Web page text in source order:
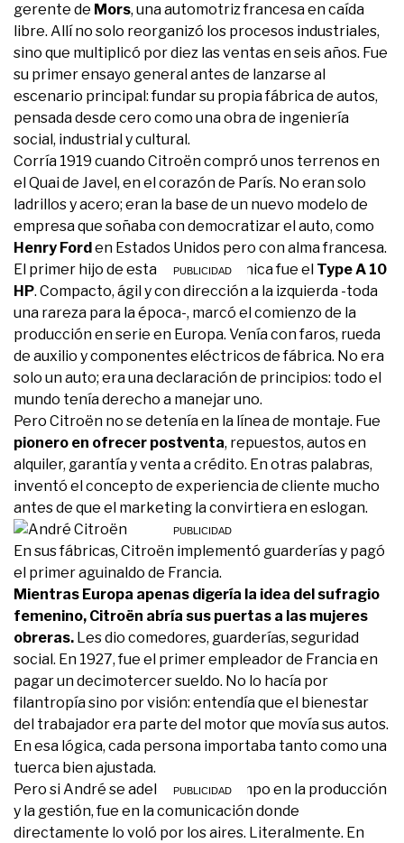
gerente de Mors, una automotriz francesa en caída
libre. Allí no solo reorganizó los procesos industriales,
sino que multiplicó por diez las ventas en seis años. Fue
su primer ensayo general antes de lanzarse al
escenario principal: fundar su propia fábrica de autos,
pensada desde cero como una obra de ingeniería
social, industrial y cultural.
Corría 1919 cuando Citroën compró unos terrenos en
el Quai de Javel, en el corazón de París. No eran solo
ladrillos y acero; eran la base de un nuevo modelo de
empresa que soñaba con democratizar el auto, como
Henry Ford en Estados Unidos pero con alma francesa.
El primer hijo de esta utopía mecánica fue el Type A 10
HP. Compacto, ágil y con dirección a la izquierda -toda
una rareza para la época-, marcó el comienzo de la
producción en serie en Europa. Venía con faros, rueda
de auxilio y componentes eléctricos de fábrica. No era
solo un auto; era una declaración de principios: todo el
mundo tenía derecho a manejar uno.
Pero Citroën no se detenía en la línea de montaje. Fue
pionero en ofrecer postventa, repuestos, autos en
alquiler, garantía y venta a crédito. En otras palabras,
inventó el concepto de experiencia de cliente mucho
antes de que el marketing la convirtiera en eslogan.
En sus fábricas, Citroën implementó guarderías y pagó
el primer aguinaldo de Francia.
Mientras Europa apenas digería la idea del sufragio
femenino, Citroën abría sus puertas a las mujeres
obreras. Les dio comedores, guarderías, seguridad
social. En 1927, fue el primer empleador de Francia en
pagar un decimotercer sueldo. No lo hacía por
filantropía sino por visión: entendía que el bienestar
del trabajador era parte del motor que movía sus autos.
En esa lógica, cada persona importaba tanto como una
tuerca bien ajustada.
Pero si André se adelantó a su tiempo en la producción
y la gestión, fue en la comunicación donde
directamente lo voló por los aires. Literalmente. En